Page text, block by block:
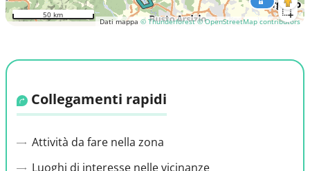
Dati mappa © Thunderforest © OpenStreetMap contributors
50 km
Collegamenti rapidi
Attività da fare nella zona
Luoghi di interesse nelle vicinanze